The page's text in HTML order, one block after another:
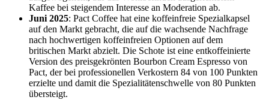
Kaffee bei steigendem Interesse an Moderation ab.
Juni 2025: Pact Coffee hat eine koffeinfreie Spezialkapsel
auf den Markt gebracht, die auf die wachsende Nachfrage
nach hochwertigen koffeinfreien Optionen auf dem
britischen Markt abzielt. Die Schote ist eine entkoffeinierte
Version des preisgekrönten Bourbon Cream Espresso von
Pact, der bei professionellen Verkostern 84 von 100 Punkten
erzielte und damit die Spezialitätenschwelle von 80 Punkten
übersteigt.